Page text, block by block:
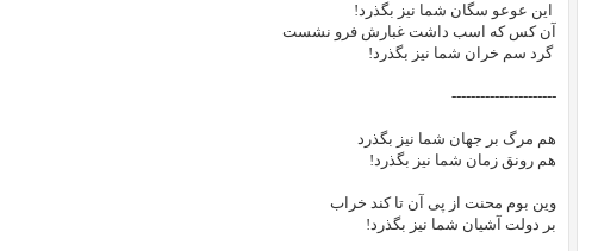
این عوعو سگان شما نیز بگذرد!
آن کس که اسب داشت غبارش فرو نشست
گرد سم خران شما نیز بگذرد!
----------------------
هم مرگ بر جهان شما نیز بگذرد
هم رونق زمان شما نیز بگذرد!
وین بوم محنت از پی آن تا کند خراب
بر دولت آشیان شما نیز بگذرد!